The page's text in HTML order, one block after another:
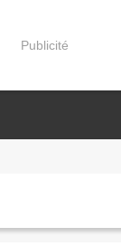
Publicité